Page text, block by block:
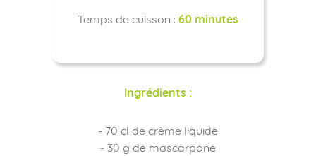
Temps de cuisson : 60 minutes
Ingrédients :
- 70 cl de crème liquide
- 30 g de mascarpone